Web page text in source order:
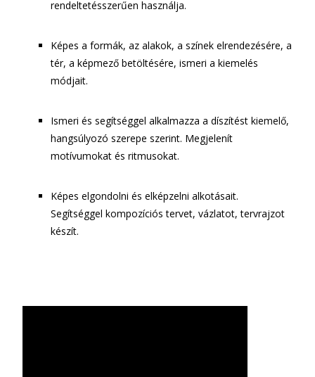
rendeltetésszerűen használja.
Képes a formák, az alakok, a színek elrendezésére, a
tér, a képmező betöltésére, ismeri a kiemelés
módjait.
Ismeri és segítséggel alkalmazza a díszítést kiemelő,
hangsúlyozó szerepe szerint. Megjelenít
motívumokat és ritmusokat.
Képes elgondolni és elképzelni alkotásait.
Segítséggel kompozíciós tervet, vázlatot, tervrajzot
készít.